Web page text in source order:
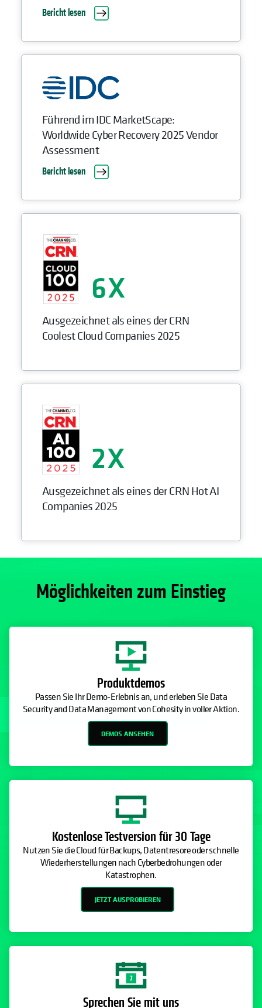
Bericht lesen
Führend im IDC MarketScape:
Worldwide Cyber Recovery 2025 Vendor
Assessment
Bericht lesen
6
Ausgezeichnet als eines der CRN
Coolest Cloud Companies 2025
2
Ausgezeichnet als eines der CRN Hot AI
Companies 2025
Möglichkeiten zum Einstieg
Produktdemos
Passen Sie Ihr Demo-Erlebnis an, und erleben Sie Data
Security and Data Management von Cohesity in voller Aktion.
DEMOS ANSEHEN
Kostenlose Testversion für 30 Tage
Nutzen Sie die Cloud für Backups, Datentresore oder schnelle
Wiederherstellungen nach Cyberbedrohungen oder
Katastrophen.
JETZT AUSPROBIEREN
Sprechen Sie mit uns